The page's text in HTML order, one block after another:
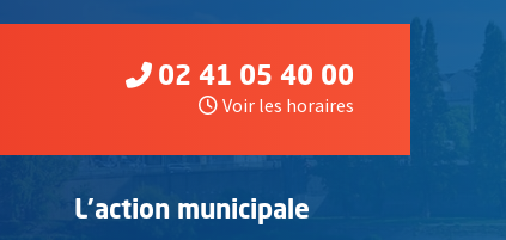
02 41 05 40 00
Voir les horaires
L'action municipale